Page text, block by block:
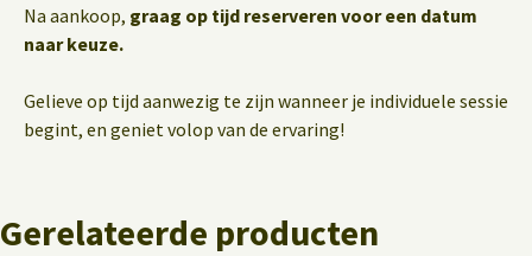
Na aankoop, graag op tijd reserveren voor een datum
naar keuze.
Gelieve op tijd aanwezig te zijn wanneer je individuele sessie
begint, en geniet volop van de ervaring!
Gerelateerde producten